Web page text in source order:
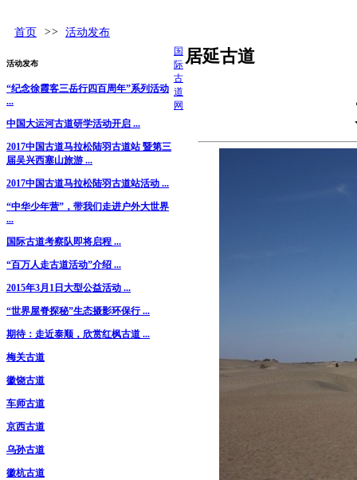
首页 >> 活动发布
活动发布
“纪念徐霞客三岳行四百周年”系列活动
...
中国大运河古道研学活动开启 ...
2017中国古道马拉松陆羽古道站 暨第三
届吴兴西塞山旅游 ...
2017中国古道马拉松陆羽古道站活动 ...
“中华少年营”，带我们走进户外大世界
...
国际古道考察队即将启程 ...
“百万人走古道活动”介绍 ...
2015年3月1日大型公益活动 ...
“世界屋脊探秘”生态摄影环保行 ...
期待：走近泰顺，欣赏红枫古道 ...
梅关古道
徽饶古道
车师古道
京西古道
乌孙古道
徽杭古道
居延古道
国
际
古
道
网